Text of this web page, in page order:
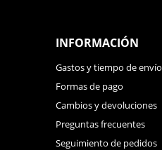
INFORMACIÓN
Gastos y tiempo de envío
Formas de pago
Cambios y devoluciones
Preguntas frecuentes
Seguimiento de pedidos